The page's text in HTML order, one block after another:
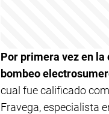
Por primera vez en la
bombeo
cual fue calificado
Fravega, especialista